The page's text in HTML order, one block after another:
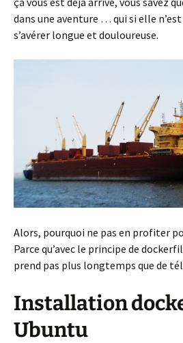
dans une aventure … qui si elle
s’avérer longue et douloureuse.
Alors, pourquoi ne pas en profiter
Parce qu’avec le principe de
prend pas plus longtemps que de
Installation
Ubuntu